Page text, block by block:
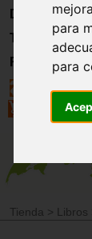
para
para
Directorio
Trabajo
Registro
Tienda > Libros